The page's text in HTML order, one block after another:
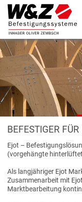
BEFESTIGER
Ejot –
(vorgehängte
Als langjähriger Ejot
Zusammenarbeit mit
Marktbearbeitung